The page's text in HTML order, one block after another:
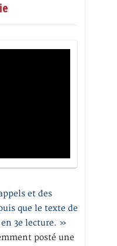
et des
que le texte de
3e lecture. »
posté une